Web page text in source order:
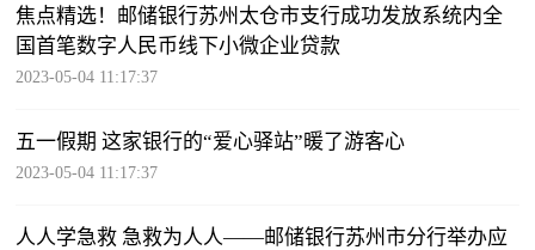
焦点精选！邮储银行苏州太仓市支行成功发放系统内全
国首笔数字人民币线下小微企业贷款
2023-05-04 11:17:37
五一假期 这家银行的“爱心驿站”暖了游客心
2023-05-04 11:17:37
人人学急救 急救为人人——邮储银行苏州市分行举办应